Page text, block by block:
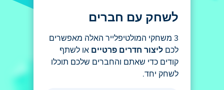
לשחק עם חברים
3 משחקי המולטיפלייר האלה מאפשרים
לכם ליצור חדרים פרטיים או לשתף
קודים כדי שאתם והחברים שלכם תוכלו
לשחק יחד.